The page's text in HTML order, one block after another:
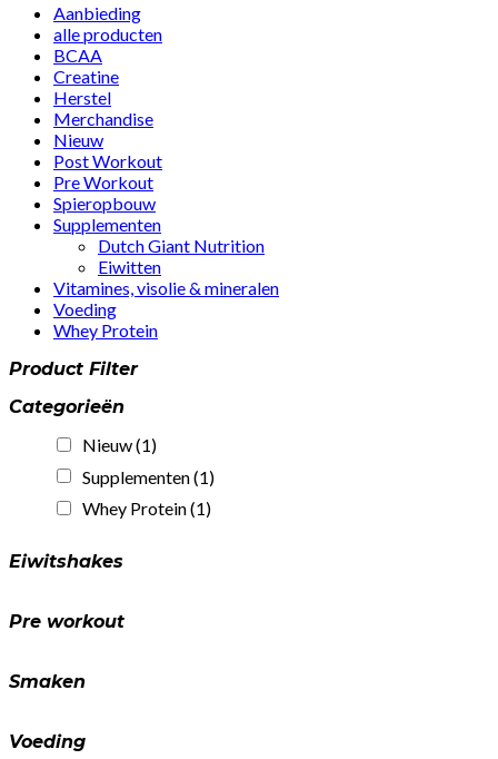
Aanbieding
alle producten
BCAA
Creatine
Herstel
Merchandise
Nieuw
Post Workout
Pre Workout
Spieropbouw
Supplementen
Dutch Giant Nutrition
Eiwitten
Vitamines, visolie & mineralen
Voeding
Whey Protein
Product Filter
Categorieën
Nieuw(1)
Supplementen(1)
Whey Protein(1)
Eiwitshakes
Pre workout
Smaken
Voeding